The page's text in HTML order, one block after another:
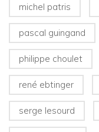
michel patris
pascal guingand
philippe choulet
rené ebtinger
serge lesourd